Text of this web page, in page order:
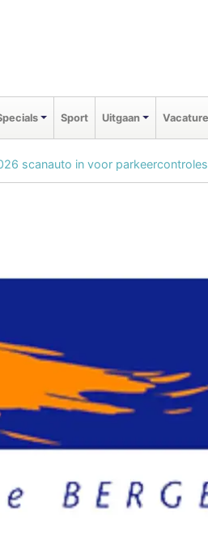
Sport Uitgaan
scanauto in voor parkeercontroles